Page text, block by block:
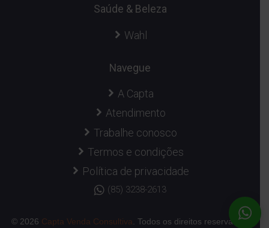
Saúde & Beleza
Wahl
Navegue
A Capta
Atendimento
Trabalhe conosco
Termos e condições
Política de privacidade
(85) 3238-2613
© 2026 Capta Venda Consultiva . Todos os direitos reservados.